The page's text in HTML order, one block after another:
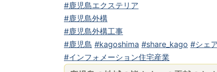
#鹿児島エクステリア
#鹿児島外構
#鹿児島外構工事
#鹿児島 #kagoshima #share_kago #シェ
#インフォメーション住宅産業